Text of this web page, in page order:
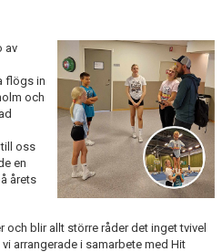
av
flögs in
och
oss
en
årets
blir allt större råder det inget tvivel
arrangerade i samarbete med Hit